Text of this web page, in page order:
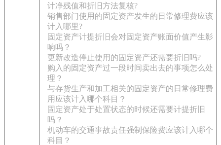
计净残值和折旧方法复核?
销售部门使用的固定资产发生的日常修理费应该
计入哪里?
固定资产计提折旧会对固定资产账面价值产生影
响吗？
更新改造停止使用的固定资产还需要折旧吗?
购入的固定资产过一段时间卖出去的事项怎么处
理？
与存货生产和加工相关的固定资产的日常修理费
用应该计入哪个科目？
固定资产处于处置状态的时候还需要计提折旧
吗？
机动车的交通事故责任强制保险费应该计入哪个
科目？